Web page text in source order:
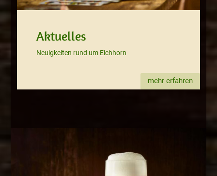
Aktuelles
Neuigkeiten rund um Eichhorn
mehr erfahren